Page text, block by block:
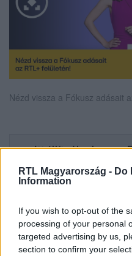
RTL Magyarország - Do
Information
If you wish to opt-out of the
processing of your personal
targeted advertising by us,
section to confirm your
Nézd vissza a Fókusz adásait
Itt állítsd be, hogy az